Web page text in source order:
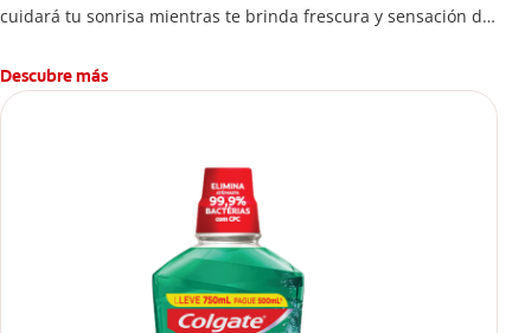
cuidará tu sonrisa mientras te brinda frescura y sensación de
Descubre más